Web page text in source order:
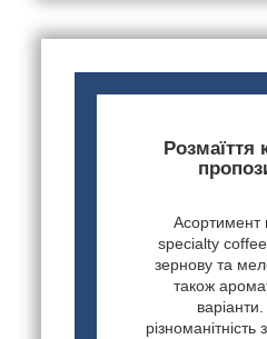
Розмаїття
Асортимент
specialty
зернову та
також